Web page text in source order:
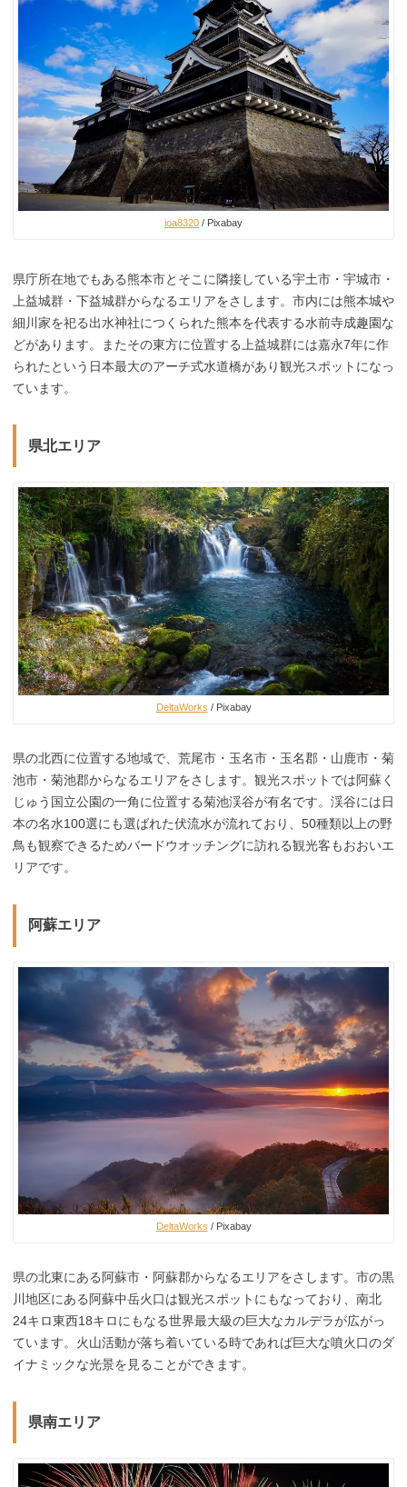
ioa8320 / Pixabay
県庁所在地でもある熊本市とそこに隣接している宇土市・宇城市・
上益城群・下益城群からなるエリアをさします。市内には熊本城や
細川家を祀る出水神社につくられた熊本を代表する水前寺成趣園な
どがあります。またその東方に位置する上益城群には嘉永7年に作
られたという日本最大のアーチ式水道橋があり観光スポットになっ
ています。
県北エリア
DeltaWorks / Pixabay
県の北西に位置する地域で、荒尾市・玉名市・玉名郡・山鹿市・菊
池市・菊池郡からなるエリアをさします。観光スポットでは阿蘇く
じゅう国立公園の一角に位置する菊池渓谷が有名です。渓谷には日
本の名水100選にも選ばれた伏流水が流れており、50種類以上の野
鳥も観察できるためバードウオッチングに訪れる観光客もおおいエ
リアです。
阿蘇エリア
DeltaWorks / Pixabay
県の北東にある阿蘇市・阿蘇郡からなるエリアをさします。市の黒
川地区にある阿蘇中岳火口は観光スポットにもなっており、南北
24キロ東西18キロにもなる世界最大級の巨大なカルデラが広がっ
ています。火山活動が落ち着いている時であれば巨大な噴火口のダ
イナミックな光景を見ることができます。
県南エリア